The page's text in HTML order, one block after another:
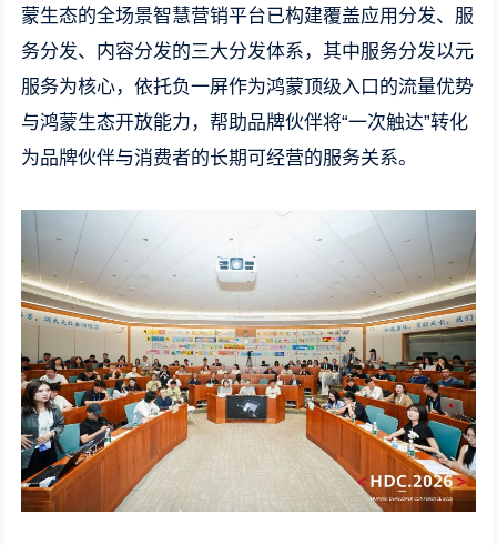
蒙生态的全场景智慧营销平台已构建覆盖应用分发、服
务分发、内容分发的三大分发体系，其中服务分发以元
服务为核心，依托负一屏作为鸿蒙顶级入口的流量优势
与鸿蒙生态开放能力，帮助品牌伙伴将“一次触达”转化
为品牌伙伴与消费者的长期可经营的服务关系。